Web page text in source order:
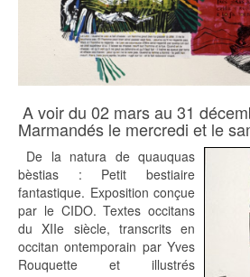
A voir du 02 mars au 31
Marmandés le mercredi et le
De la natura de quauquas
bèstias : Petit bestiaire
fantastique. Exposition conçue
par le CIDO. Textes occitans
du XIIe siècle, transcrits en
occitan ontemporain par Yves
Rouquette et illustrés